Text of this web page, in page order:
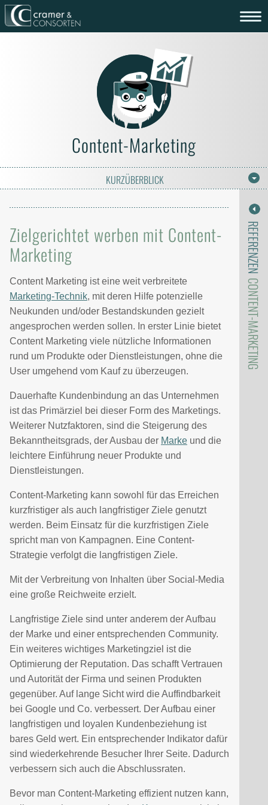
Content-Marketing
KURZÜBERBLICK
Zielgerichtet werben mit Content-
Marketing
Content Marketing ist eine weit verbreitete
Marketing-Technik, mit deren Hilfe potenzielle
Neukunden und/oder Bestandskunden gezielt
angesprochen werden sollen. In erster Linie bietet
Content Marketing viele nützliche Informationen
rund um Produkte oder Dienstleistungen, ohne die
User umgehend vom Kauf zu überzeugen.
Dauerhafte Kundenbindung an das Unternehmen
ist das Primärziel bei dieser Form des Marketings.
Weiterer Nutzfaktoren, sind die Steigerung des
Bekanntheitsgrads, der Ausbau der Marke und die
leichtere Einführung neuer Produkte und
Dienstleistungen.
Content-Marketing kann sowohl für das Erreichen
kurzfristiger als auch langfristiger Ziele genutzt
werden. Beim Einsatz für die kurzfristigen Ziele
spricht man von Kampagnen. Eine Content-
Strategie verfolgt die langfristigen Ziele.
Mit der Verbreitung von Inhalten über Social-Media
eine große Reichweite erzielt.
Langfristige Ziele sind unter anderem der Aufbau
der Marke und einer entsprechenden Community.
Ein weiteres wichtiges Marketingziel ist die
Optimierung der Reputation. Das schafft Vertrauen
und Autorität der Firma und seinen Produkten
gegenüber. Auf lange Sicht wird die Auffindbarkeit
bei Google und Co. verbessert. Der Aufbau einer
langfristigen und loyalen Kundenbeziehung ist
bares Geld wert. Ein entsprechender Indikator dafür
sind wiederkehrende Besucher Ihrer Seite. Dadurch
verbessern sich auch die Abschlussraten.
Bevor man Content-Marketing effizient nutzen kann,
REFERENZEN
CONTENT-MARKETING